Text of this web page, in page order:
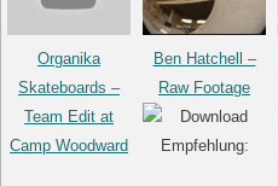
Organika
Skateboards –
Team Edit at
Camp Woodward
Ben Hatchell –
Raw Footage